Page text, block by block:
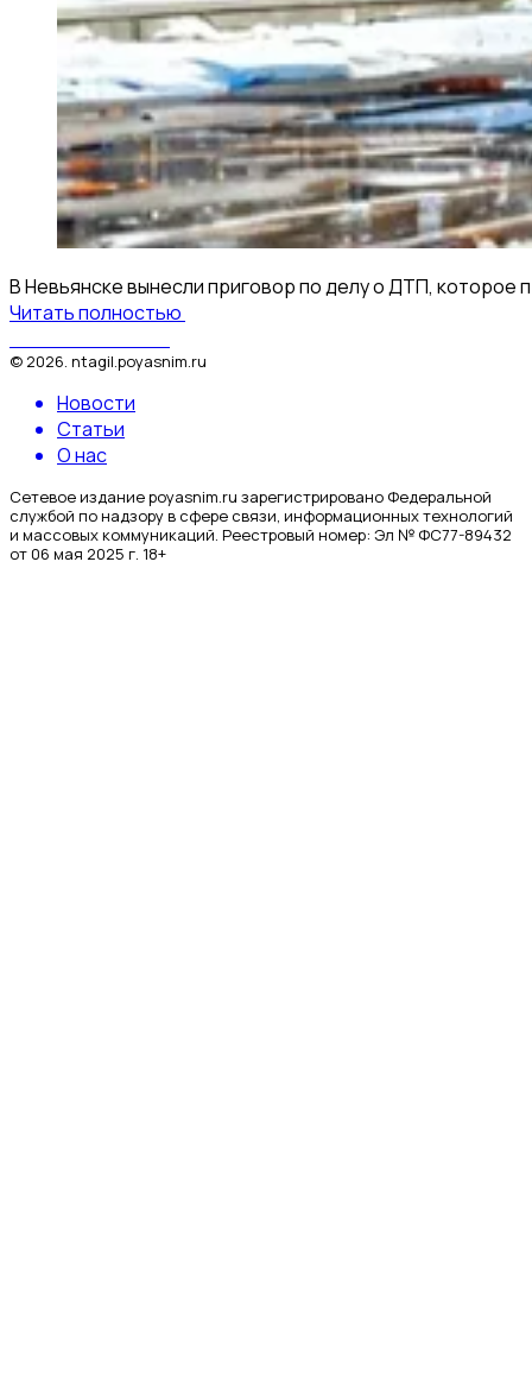
В Невьянске вынесли приговор по делу о ДТП, которое
Читать полностью
© 2026 ntagil.poyasnim.ru
Новости
Статьи
О нас
Сетевое издание poyasnim.ru зарегистрировано Федеральной
службой по надзору в сфере связи, информационных технологий
и массовых коммуникаций. Реестровый номер: Эл № ФС77-89432
от 06 мая 2025 г. 18+